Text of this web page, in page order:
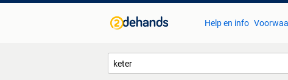
Help en info